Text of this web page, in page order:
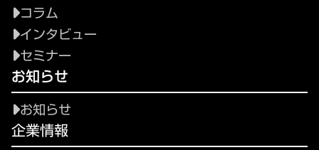
コラム
インタビュー
セミナー
お知らせ
お知らせ
企業情報